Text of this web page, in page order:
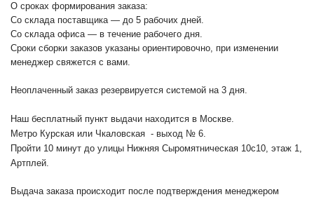
О сроках формирования заказа:
Со склада поставщика — до 5 рабочих дней.
Со склада офиса — в течение рабочего дня.
Сроки сборки заказов указаны ориентировочно, при изменении
менеджер свяжется с вами.
Неоплаченный заказ резервируется системой на 3 дня.
Наш бесплатный пункт выдачи находится в Москве.
Метро Курская или Чкаловская - выход № 6.
Пройти 10 минут до улицы Нижняя Сыромятническая 10с10, этаж 1,
Артплей.
Выдача заказа происходит после подтверждения менеджером